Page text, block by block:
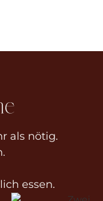
als nötig.
essen.